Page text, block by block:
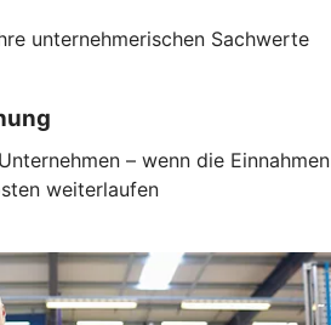
unternehmerischen Sachwerte
– wenn die Einnahmen
weiterlaufen